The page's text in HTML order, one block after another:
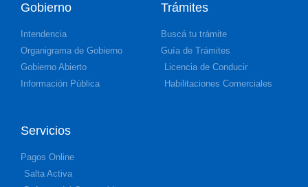
Gobierno
Intendencia
Organigrama de Gobierno
Gobierno Abierto
Información Pública
Trámites
Buscá tu trámite
Guía de Trámites
Licencia de Conducir
Habilitaciones Comerciales
Servicios
Pagos Online
Salta Activa